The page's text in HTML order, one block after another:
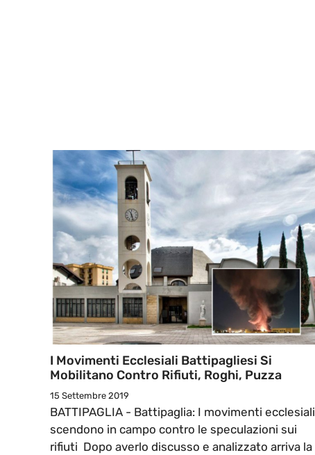
I Movimenti Ecclesiali Battipagliesi Si
Mobilitano Contro Rifiuti, Roghi, Puzza
15 Settembre 2019
BATTIPAGLIA - Battipaglia: I movimenti ecclesiali
scendono in campo contro le speculazioni sui
rifiuti Dopo averlo discusso e analizzato arriva la